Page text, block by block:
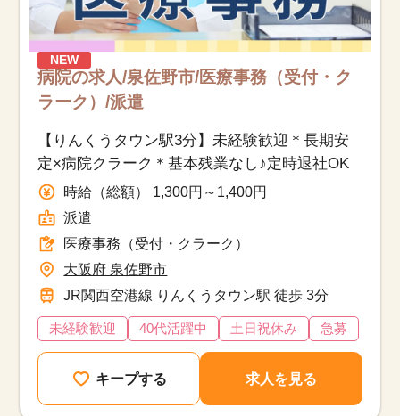
運営会社
NEW
病院の求人/泉佐野市/医療事務（受付・ク
ラーク）/派遣
【りんくうタウン駅3分】未経験歓迎＊長期安
定×病院クラーク＊基本残業なし♪定時退社OK
時給（総額） 1,300円～1,400円
派遣
医療事務（受付・クラーク）
大阪府 泉佐野市
JR関西空港線 りんくうタウン駅 徒歩 3分
未経験歓迎 40代活躍中 土日祝休み 急募
キープする 求人を見る